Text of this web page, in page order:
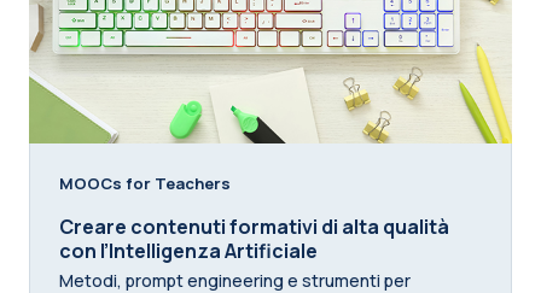
MOOCs for Teachers
Creare contenuti formativi di alta qualità
con l’Intelligenza Artificiale
Metodi, prompt engineering e strumenti per